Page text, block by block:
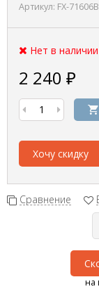
Артикул: FX-71606B
Нет в наличии
2 240 ₽
Хочу скидку
Сравнение
на